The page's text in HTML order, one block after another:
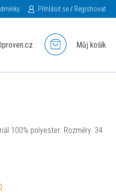
Přihlásit se/ Registrovat
Můj košík
100% polyester. Rozměry: 34